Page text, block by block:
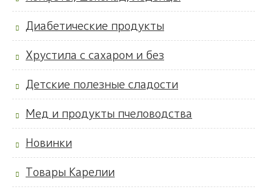
Диабетические продукты
Хрустила с сахаром и без
Детские полезные сладости
Мед и продукты пчеловодства
Новинки
Товары Карелии